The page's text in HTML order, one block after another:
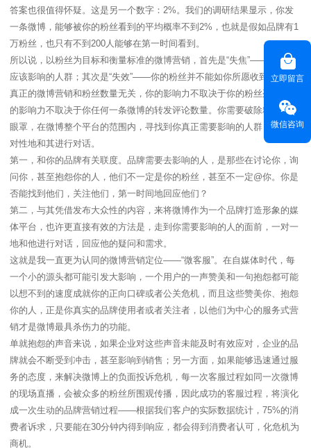
答案也很值得怀疑。这是另一个数字：2%。我们的调研结果显示，你发
一条微博，能够被你的粉丝看到的平均概率不到2%，也就是假如品牌有1
万粉丝，也只有不到200人能够在第一时间看到。
所以说，以粉丝为目标和衡量标准的微博营销，首先是“失焦”——并非你
应该影响的人群；其次是“失效”——你的粉丝并不能如你所愿收到信息。
真正的微博营销和粉丝数量无关，你的影响力不取决于你的粉丝列表，你
的影响力不取决于你任何一条微博的转发评论数量。你需要破除粉丝的遮
眼罩，在微博整个平台的范围内，寻找到你真正需要影响的人群，并且针
对性地和其进行对话。
第一，和你的品牌有关联度。品牌需要去影响的人，是那些在讨论你，询
问你，甚至抱怨你的人，他们不一定是你的粉丝，甚至不一定@你。你是
否能找到他们，关注他们，第一时间地回应他们？
第二，与其凭借发布大众性的内容，来将微博作为一个品牌打造形象的媒
体平台，也许更直接有效的方法是，走到你需要影响的人的面前，一对一
地和他进行对话，回应他的疑问和需求。
这就是我一直更为认同的微博营销定位——“微客服”。在自媒体时代，每
一个小的源头都可能引发大影响，一个用户的一声赞美和一句抱怨都可能
以想不到的速度成就你的正向口碑或者公关危机，而且这些赞美你、抱怨
你的人，正是你真实的品牌使用者或者关注者，以他们为中心的服务式营
销才是微博最具杀伤力的功能。
单就抱怨的声音来说，如果企业对这些声音未能及时有效应对，企业的品
牌就会不断受到冲击，甚至影响到销售；另一方面，如果能够迅速通过服
务的态度，来解决微博上的负面投诉危机，每一次客服过程如同一次微博
的现场直播，会被众多的粉丝所围观传播，因此成功的客服过程，将演化
成一次生动的品牌营销过程——根据我们客户的实际数据统计，75%的消
费者诉求，只要能在30分钟内得到响应，都会得到消费者认可，化危机为
商机。
立即留言
微信咨询